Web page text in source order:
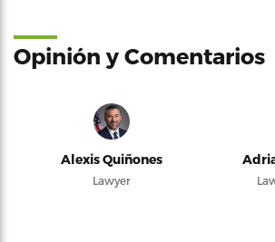
Opinión y Comentarios
Alexis Quiñones
Lawyer